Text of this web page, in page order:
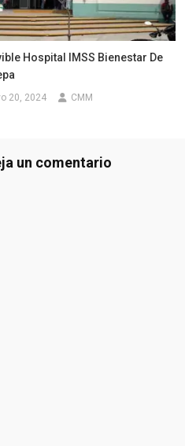
Hospital IMSS Bienestar De
20, 2024 CMM
un comentario